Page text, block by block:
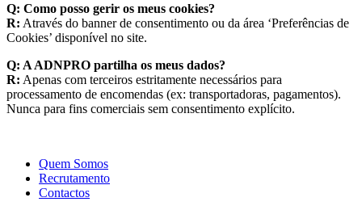
Q: Como posso gerir os meus cookies?
R: Através do banner de consentimento ou da área ‘Preferências de
Cookies’ disponível no site.
Q: A ADNPRO partilha os meus dados?
R: Apenas com terceiros estritamente necessários para
processamento de encomendas (ex: transportadoras, pagamentos).
Nunca para fins comerciais sem consentimento explícito.
Quem Somos
Recrutamento
Contactos